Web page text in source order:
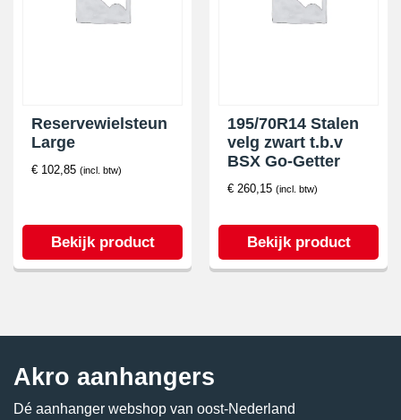
Reservewielsteun
Large
€ 102,85 (incl. btw)
Bekijk product
195/70R14 Stalen
velg zwart t.b.v
BSX Go-Getter
€ 260,15 (incl. btw)
Bekijk product
Akro aanhangers
Dé aanhanger webshop van oost-Nederland